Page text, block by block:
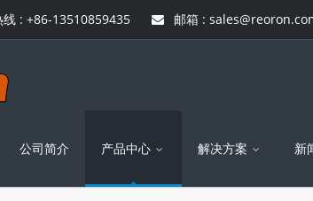
线 : +86-13510859435 邮箱 :
公司简介 产品中心 解决方案 新